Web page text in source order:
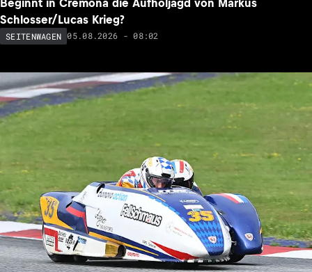
Schlosser/Lucas Krieg?
SEITENWAGEN 05.08.2026 - 08:02